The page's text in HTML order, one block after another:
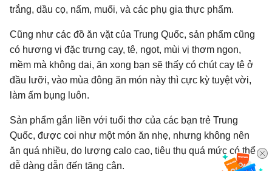
trắng, dầu cọ, nấm, muối, và các phụ gia thực phẩm.
Cũng như các đồ ăn vặt của Trung Quốc, sản phẩm cũng
có hương vị đặc trưng cay, tê, ngọt, mùi vị thơm ngon,
mềm mà không dai, ăn xong bạn sẽ thấy có chút cay tê ở
đầu lưỡi, vào mùa đông ăn món này thì cực kỳ tuyệt vời,
làm ấm bụng luôn.
Sản phẩm gắn liền với tuổi thơ của các bạn trẻ Trung
Quốc, được coi như một món ăn nhẹ, nhưng không nên
ăn quá nhiều, do lượng calo cao, tiêu thụ quá mức có thể
dễ dàng dẫn đến tăng cân.